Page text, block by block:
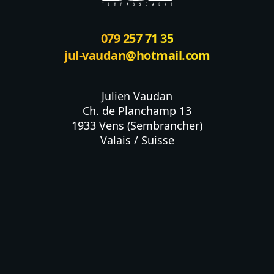
079 257 71 35
jul-vaudan@hotmail.com
Julien Vaudan
Ch. de Planchamp 13
1933 Vens (Sembrancher)
Valais / Suisse